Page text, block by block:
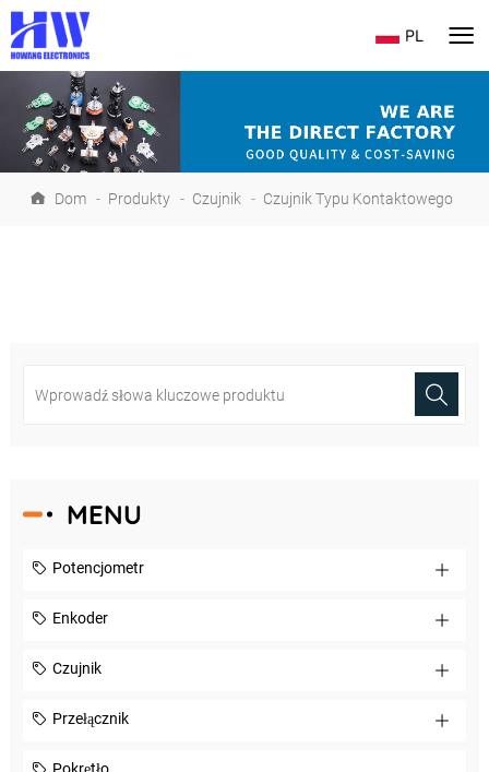
PL
Dom - Produkty - Czujnik - Czujnik Typu Kontaktowego
MENU
Potencjometr
Enkoder
Czujnik
Przełącznik